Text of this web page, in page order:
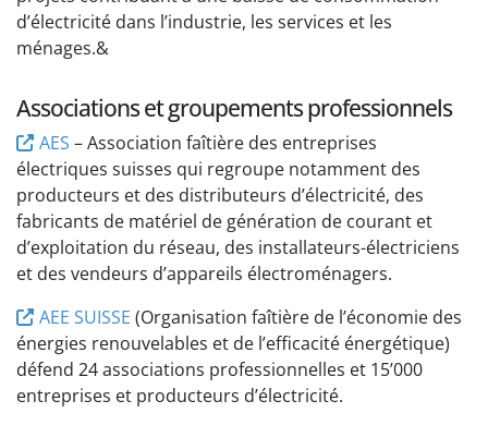
d’électricité dans l’industrie, les services et les
ménages.&
Associations et groupements professionnels
AES – Association faîtière des entreprises
électriques suisses qui regroupe notamment des
producteurs et des distributeurs d’électricité, des
fabricants de matériel de génération de courant et
d’exploitation du réseau, des installateurs-électriciens
et des vendeurs d’appareils électroménagers.
AEE SUISSE (Organisation faîtière de l’économie des
énergies renouvelables et de l’efficacité énergétique)
défend 24 associations professionnelles et 15’000
entreprises et producteurs d’électricité.